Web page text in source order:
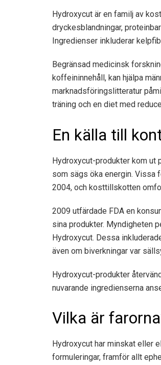
Hydroxycut är en familj av
dryckesblandningar,
Ingredienser inkluderar
Begränsad medicinsk
koffeininnehåll, kan hjälpa
marknadsföringslitteratur
träning och en diet med
En källa till
Hydroxycut-produkter kom ut
som sägs öka energin. Vissa
2004, och kosttillskotten
2009 utfärdade FDA en
sina produkter. Myndigheten
Hydroxycut. Dessa
även om biverkningar var
Hydroxycut-produkter
nuvarande ingredienserna
Vilka är
Hydroxycut har minskat eller
formuleringar, framför allt